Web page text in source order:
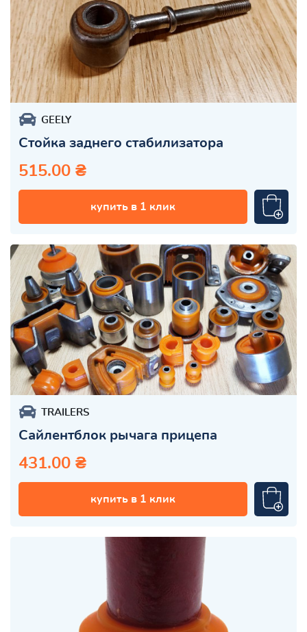
GEELY
Стойка заднего стабилизатора
515.00 ₴
купить в 1 клик
TRAILERS
Сайлентблок рычага прицепа
431.00 ₴
купить в 1 клик